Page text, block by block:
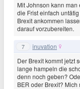
Mit Johnson kann
die Frist einfach
Brexit ankommen
darauf vorzubereiten.
7 inuvation
Der Brexit kommt jetzt
lange hampeln die
denn noch geben?
BER oder Brexit?